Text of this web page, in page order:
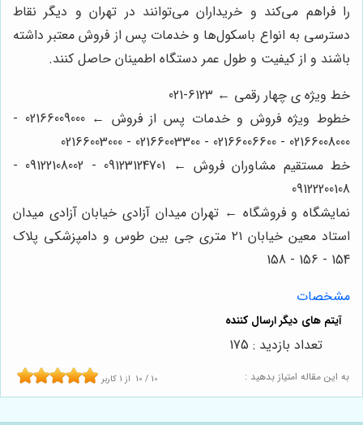
را فراهم می‌کند و خریداران می‌توانند در تهران و دیگر نقاط
دسترسی به انواع باسکول‌ها و خدمات پس از فروش معتبر داشته
باشند و از کیفیت و طول عمر دستگاه اطمینان حاصل کنند.
خط ویژه ی چهار رقمی ← 6123-021
خطوط ویژه فروش و خدمات پس از فروش ← 02166009000 -
02166008000 - 02166006600 - 02166003300 - 02166003000
خط مستقیم مشاوران فروش ← 09123124701 - 09122108002 -
09122200108
نمایشگاه و فروشگاه ← تهران میدان آزادی خیابان آزادی میدان
استاد معین خیابان ۲۱ متری جی بین طوس و دامپزشکی پلاک
154 - 156 - 158
مشخصات
به این مقاله امتیاز بدهید : 10 / 10 از 1 کاربر
تعداد بازدید : 175